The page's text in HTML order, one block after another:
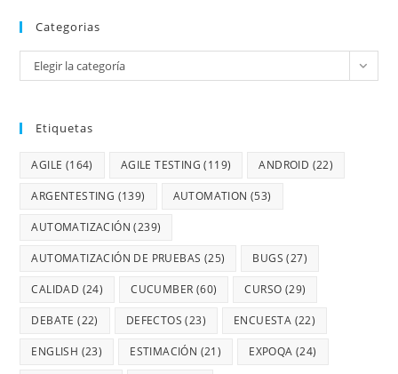
Categorias
Elegir la categoría
Etiquetas
AGILE (164) AGILE TESTING (119) ANDROID (22)
ARGENTESTING (139) AUTOMATION (53)
AUTOMATIZACIÓN (239)
AUTOMATIZACIÓN DE PRUEBAS (25) BUGS (27)
CALIDAD (24) CUCUMBER (60) CURSO (29)
DEBATE (22) DEFECTOS (23) ENCUESTA (22)
ENGLISH (23) ESTIMACIÓN (21) EXPOQA (24)